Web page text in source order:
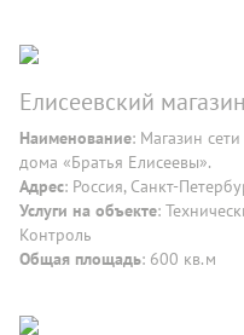
Елисеевский
Наименование: Магазин
дома «Братья Елисеевы».
Адрес: Россия, Санкт-
Услуги на объекте:
Контроль
Общая площадь: 600 кв.м